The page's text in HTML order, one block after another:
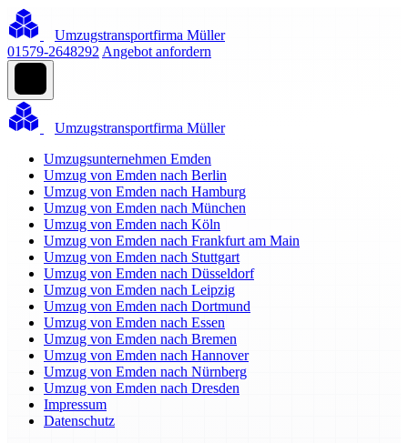
Umzugstransportfirma Müller
01579-2648292 Angebot anfordern
Umzugstransportfirma Müller
Umzugsunternehmen Emden
Umzug von Emden nach Berlin
Umzug von Emden nach Hamburg
Umzug von Emden nach München
Umzug von Emden nach Köln
Umzug von Emden nach Frankfurt am Main
Umzug von Emden nach Stuttgart
Umzug von Emden nach Düsseldorf
Umzug von Emden nach Leipzig
Umzug von Emden nach Dortmund
Umzug von Emden nach Essen
Umzug von Emden nach Bremen
Umzug von Emden nach Hannover
Umzug von Emden nach Nürnberg
Umzug von Emden nach Dresden
Impressum
Datenschutz